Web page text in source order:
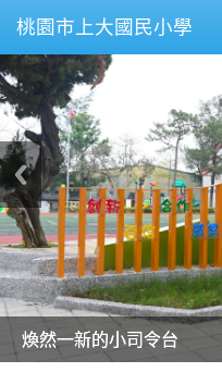
桃園市上大國民小學
美麗的操場是我們活力的
美麗的操場是我們活力的
煥然一新的小司令台
煥然一新的小司令台
富含桃園埤塘田園風光意
富含桃園埤塘田園風光意
嶄新的中庭廣場
嶄新的中庭廣場
水生池生生不息
水生池生生不息